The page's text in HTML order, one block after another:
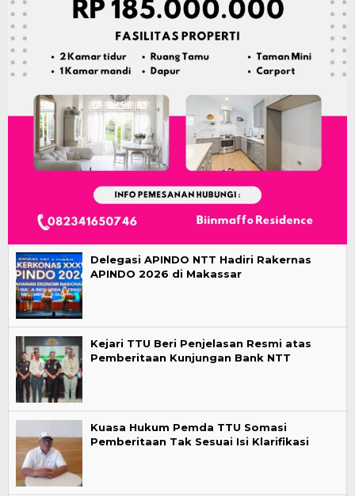
Delegasi APINDO NTT Hadiri Rakernas
APINDO 2026 di Makassar
Kejari TTU Beri Penjelasan Resmi atas
Pemberitaan Kunjungan Bank NTT
Kuasa Hukum Pemda TTU Somasi
Pemberitaan Tak Sesuai Isi Klarifikasi